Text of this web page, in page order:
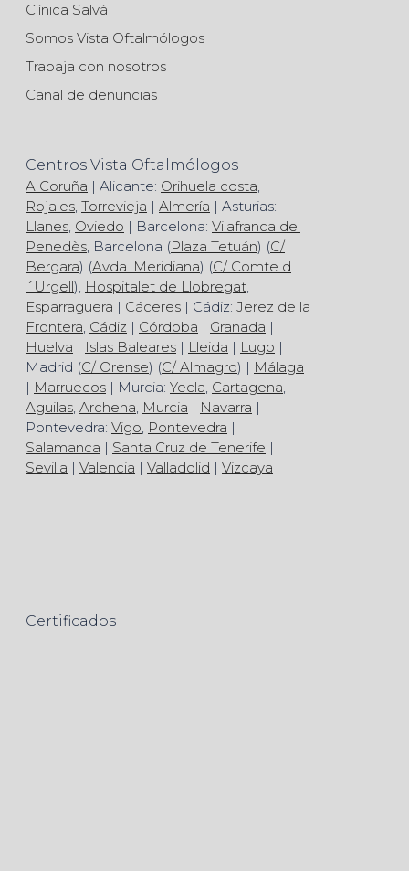
Clínica Salvà
Somos Vista Oftalmólogos
Trabaja con nosotros
Canal de denuncias
Centros Vista Oftalmólogos
A Coruña | Alicante: Orihuela costa,
Rojales, Torrevieja | Almería | Asturias:
Llanes, Oviedo | Barcelona: Vilafranca del
Penedès, Barcelona (Plaza Tetuán) (C/
Bergara) (Avda. Meridiana) (C/ Comte d
´Urgell), Hospitalet de Llobregat,
Esparraguera | Cáceres | Cádiz: Jerez de la
Frontera, Cádiz | Córdoba | Granada |
Huelva | Islas Baleares | Lleida | Lugo |
Madrid (C/ Orense) (C/ Almagro) | Málaga
| Marruecos | Murcia: Yecla, Cartagena,
Aguilas, Archena, Murcia | Navarra |
Pontevedra: Vigo, Pontevedra |
Salamanca | Santa Cruz de Tenerife |
Sevilla | Valencia | Valladolid | Vizcaya
Certificados